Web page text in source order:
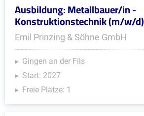
Ausbildung: Metallbauer/in -
Konstruktionstechnik (m/w/d)
Emil Prinzing & Söhne GmbH
Gingen an der Fils
Start: 2027
Freie Plätze: 1